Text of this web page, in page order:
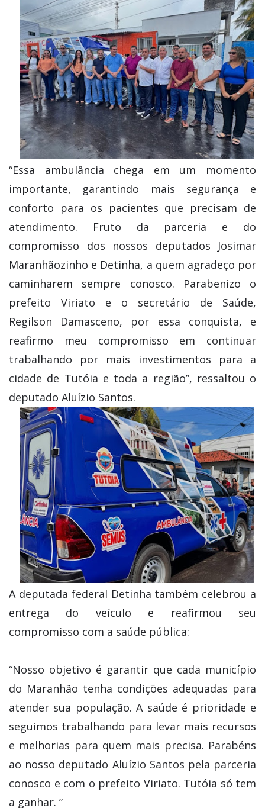
“Essa ambulância chega em um momento
importante, garantindo mais segurança e
conforto para os pacientes que precisam de
atendimento. Fruto da parceria e do
compromisso dos nossos deputados Josimar
Maranhãozinho e Detinha, a quem agradeço por
caminharem sempre conosco. Parabenizo o
prefeito Viriato e o secretário de Saúde,
Regilson Damasceno, por essa conquista, e
reafirmo meu compromisso em continuar
trabalhando por mais investimentos para a
cidade de Tutóia e toda a região”, ressaltou o
deputado Aluízio Santos.
A deputada federal Detinha também celebrou a
entrega do veículo e reafirmou seu
compromisso com a saúde pública:
“Nosso objetivo é garantir que cada município
do Maranhão tenha condições adequadas para
atender sua população. A saúde é prioridade e
seguimos trabalhando para levar mais recursos
e melhorias para quem mais precisa. Parabéns
ao nosso deputado Aluízio Santos pela parceria
conosco e com o prefeito Viriato. Tutóia só tem
a ganhar. ”